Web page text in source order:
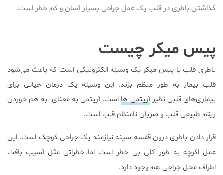
گذاشتن باطری در قلب یک عمل جراحی بسیار آسان و کم خطر است.
پیس میکر چیست
باطری قلب یا پیس میکر یک وسیله الکترونیکی است که باعث می‌شود
قلب بیمار به طور منظم بزند. این وسیله یک درمان حیاتی برای
بیماری‌های قلبی نظیرآریتمی ها است. آریتمی به معنای به هم خوردن
ریتم طبیعی قلب و ضربان نامنظم قلب است.
قرار دادن باطری درون قفسه سینه نیازمند یک جراحی کوچک است. این
عمل اگرچه به طور کلی بی خطر است اما خطراتی مثل آسیب بافت
اطراف محل جراحی هم وجود دارد.